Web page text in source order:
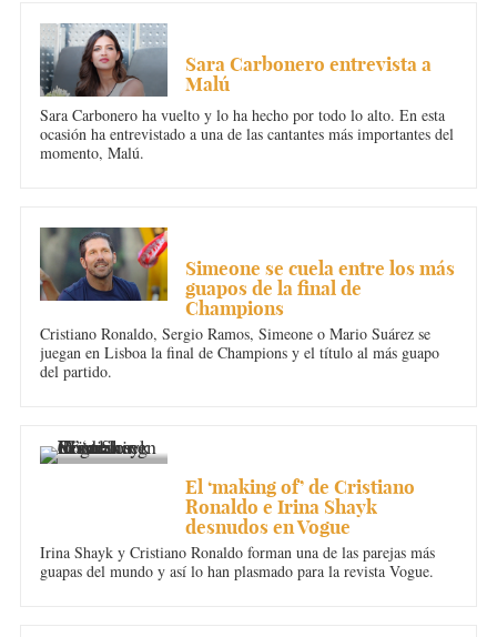
Sara Carbonero entrevista a
Malú
Sara Carbonero ha vuelto y lo ha hecho por todo lo alto. En esta
ocasión ha entrevistado a una de las cantantes más importantes del
momento, Malú.
Simeone se cuela entre los más
guapos de la final de
Champions
Cristiano Ronaldo, Sergio Ramos, Simeone o Mario Suárez se
juegan en Lisboa la final de Champions y el título al más guapo
del partido.
El ‘making of’ de Cristiano
Ronaldo e Irina Shayk
desnudos en Vogue
Irina Shayk y Cristiano Ronaldo forman una de las parejas más
guapas del mundo y así lo han plasmado para la revista Vogue.